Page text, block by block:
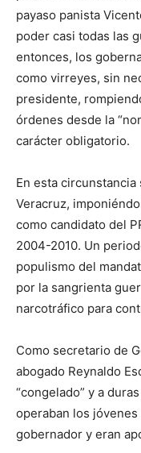
payaso panista
poder casi todas las
entonces, los
como virreyes, sin
presidente,
órdenes desde la
carácter obligatorio.
En esta
Veracruz,
como candidato del
2004-2010. Un
populismo del
por la sangrienta
narcotráfico para
Como secretario de
abogado Reynaldo
“congelado” y a
operaban los
gobernador y eran